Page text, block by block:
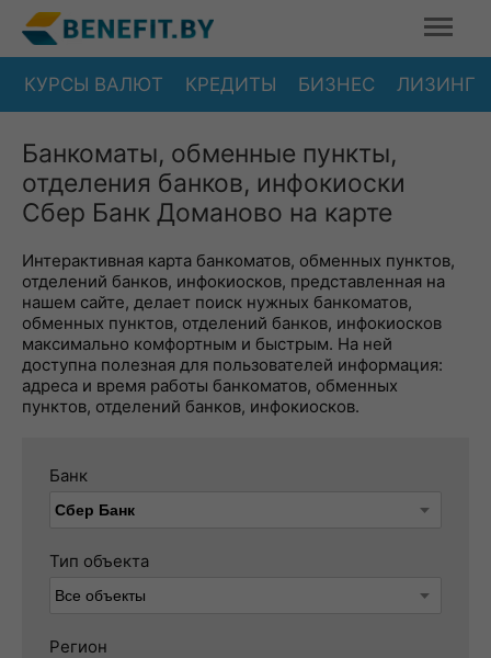
КУРСЫ ВАЛЮТ КРЕДИТЫ БИЗНЕС ЛИЗИНГ
Банкоматы, обменные пункты,
отделения банков, инфокиоски
Сбер Банк Доманово на карте
Интерактивная карта банкоматов, обменных пунктов,
отделений банков, инфокиосков, представленная на
нашем сайте, делает поиск нужных банкоматов,
обменных пунктов, отделений банков, инфокиосков
максимально комфортным и быстрым. На ней
доступна полезная для пользователей информация:
адреса и время работы банкоматов, обменных
пунктов, отделений банков, инфокиосков.
Банк
Тип объекта
Регион